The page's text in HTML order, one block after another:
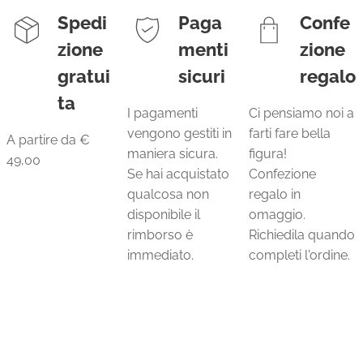
Spedi
zione
gratui
ta
A partire da €
49,00
Paga
menti
sicuri
I pagamenti
vengono gestiti in
maniera sicura.
Se hai acquistato
qualcosa non
disponibile il
rimborso è
immediato.
Confe
zione
regalo
Ci pensiamo noi a
farti fare bella
figura!
Confezione
regalo in
omaggio.
Richiedila quando
completi l'ordine.